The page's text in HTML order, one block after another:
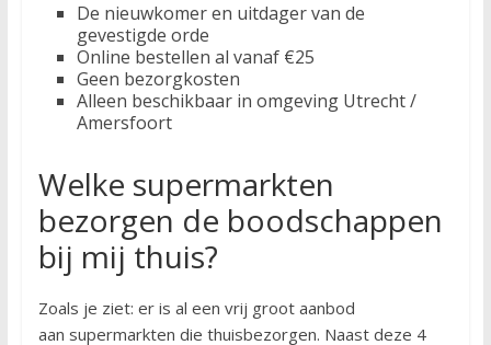
De nieuwkomer en uitdager van de
gevestigde orde
Online bestellen al vanaf €25
Geen bezorgkosten
Alleen beschikbaar in omgeving Utrecht /
Amersfoort
Welke supermarkten
bezorgen de boodschappen
bij mij thuis?
Zoals je ziet: er is al een vrij groot aanbod
aan supermarkten die thuisbezorgen. Naast deze 4